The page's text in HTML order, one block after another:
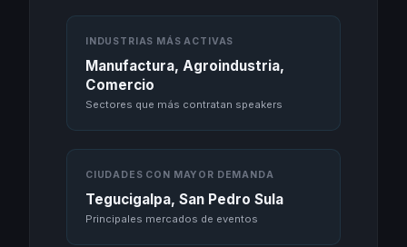
INDUSTRIAS MÁS ACTIVAS
Manufactura, Agroindustria,
Comercio
Sectores que más contratan speakers
CIUDADES CON MAYOR DEMANDA
Tegucigalpa, San Pedro Sula
Principales mercados de eventos